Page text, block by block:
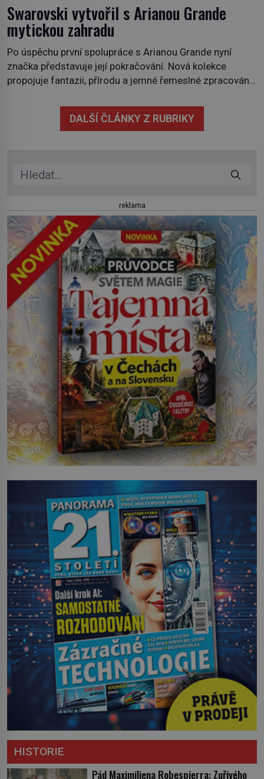
Swarovski vytvořil s Arianou Grande
mytickou zahradu
Po úspěchu první spolupráce s Arianou Grande nyní
značka představuje její pokračování. Nová kolekce
propojuje fantazii, přírodu a jemné řemeslné zpracování
třicítka šperků působí hravě a zároveň rafinovaně.
Spolupráce mezi značkou Swarovski a zpěvačkou a
DALŠÍ ČLÁNKY Z RUBRIKY
reklama
HISTORIE
Pád Maximiliena Robespierra: Zuřivého